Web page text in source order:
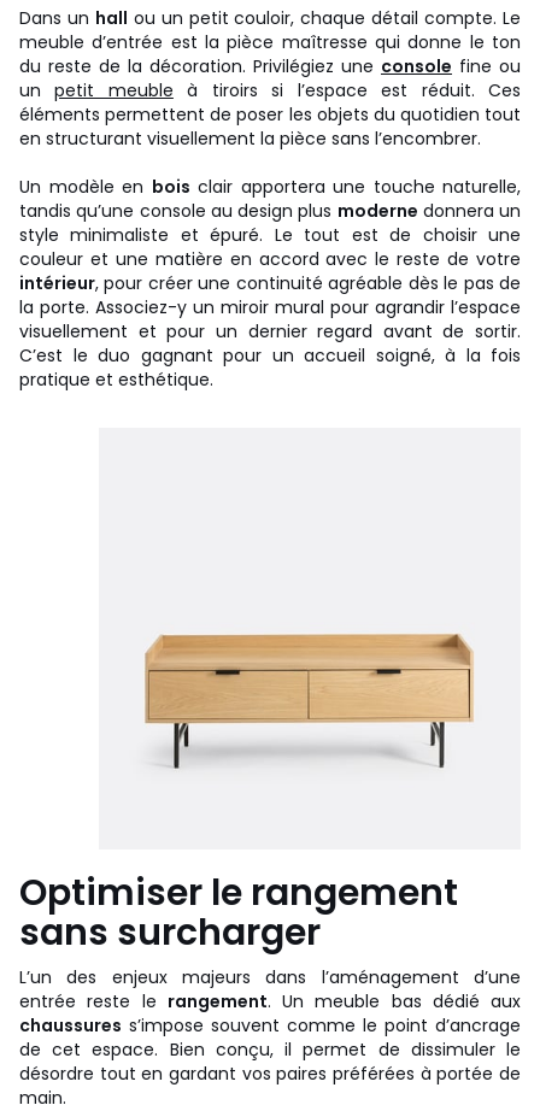
Dans un hall ou un petit couloir, chaque détail compte. Le
meuble d’entrée est la pièce maîtresse qui donne le ton
du reste de la décoration. Privilégiez une console fine ou
unpetit meuble à tiroirs si l’espace est réduit. Ces
éléments permettent de poser les objets du quotidien tout
en structurant visuellement la pièce sans l’encombrer.
Un modèle en bois clair apportera une touche naturelle,
tandis qu’une console au design plus moderne donnera un
style minimaliste et épuré. Le tout est de choisir une
couleur et une matière en accord avec le reste de votre
intérieur, pour créer une continuité agréable dès le pas de
la porte. Associez-y un miroir mural pour agrandir l’espace
visuellement et pour un dernier regard avant de sortir.
C’est le duo gagnant pour un accueil soigné, à la fois
pratique et esthétique.
Optimiser le rangement
sans surcharger
L’un des enjeux majeurs dans l’aménagement d’une
entrée reste le rangement. Un meuble bas dédié aux
chaussures s’impose souvent comme le point d’ancrage
de cet espace. Bien conçu, il permet de dissimuler le
désordre tout en gardant vos paires préférées à portée de
main.